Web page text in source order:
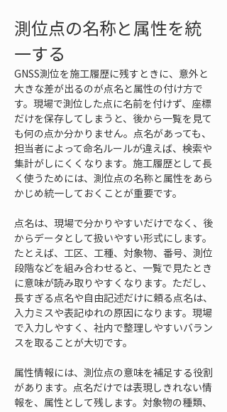
測位点の名称と属性を統
一する
GNSS測位を施工履歴に残すときに、意外と
大きな差が出るのが点名と属性の付け方で
す。現場で測位した点に名前を付けず、座標
だけを保存してしまうと、後から一覧を見て
も何の点か分かりません。点名があっても、
担当者によって命名ルールが違えば、検索や
集計がしにくくなります。施工履歴として長
く使うためには、測位点の名称と属性をあら
かじめ統一しておくことが重要です。
点名は、現場で分かりやすいだけでなく、後
からデータとして扱いやすい形式にします。
たとえば、工区、工種、対象物、番号、測位
段階などを組み合わせると、一覧で見たとき
に意味が読み取りやすくなります。ただし、
長すぎる点名や自由記述だけに頼る点名は、
入力ミスや表記ゆれの原因になります。現場
で入力しやすく、社内で整理しやすいバラン
スを取ることが大切です。
属性情報には、測位点の意味を補足する役割
があります。点名だけでは表現しきれない情
報を、属性として残します。対象物の種類、